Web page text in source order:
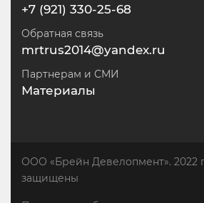
+7 (921) 330-25-68
Обратная связь
mrtrus2014@yandex.ru
Партнерам и СМИ
Материалы
ООО «Брейн Девелопмент». 2022
защищены